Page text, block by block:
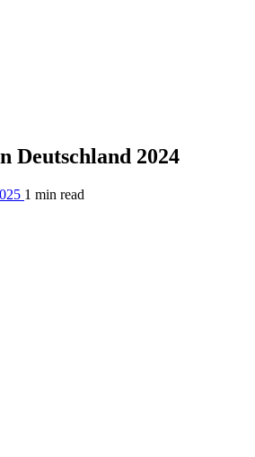
Deutschland 2024
1 min read